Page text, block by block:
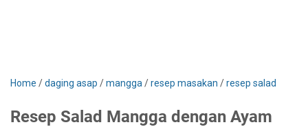
Home /daging asap /mangga /resep masakan /resep salad
Resep Salad Mangga dengan Ayam